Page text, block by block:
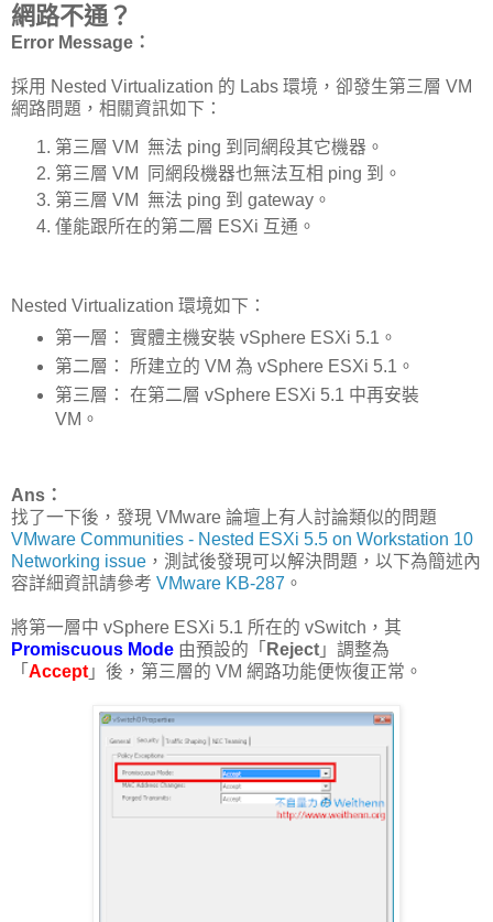
網路不通？
Error Message：
採用 Nested Virtualization 的 Labs 環境，卻發生第三層 VM
網路問題，相關資訊如下：
第三層 VM 無法 ping 到同網段其它機器。
第三層 VM 同網段機器也無法互相 ping 到。
第三層 VM 無法 ping 到 gateway。
僅能跟所在的第二層 ESXi 互通。
Nested Virtualization 環境如下：
第一層： 實體主機安裝 vSphere ESXi 5.1。
第二層： 所建立的 VM 為 vSphere ESXi 5.1。
第三層： 在第二層 vSphere ESXi 5.1 中再安裝
VM。
Ans：
找了一下後，發現 VMware 論壇上有人討論類似的問題
VMware Communities - Nested ESXi 5.5 on Workstation 10
Networking issue ，測試後發現可以解決問題，以下為簡述內
容詳細資訊請參考 VMware KB-287 。
將第一層中 vSphere ESXi 5.1 所在的 vSwitch，其
Promiscuous Mode 由預設的「 Reject 」調整為
「 Accept 」後，第三層的 VM 網路功能便恢復正常。